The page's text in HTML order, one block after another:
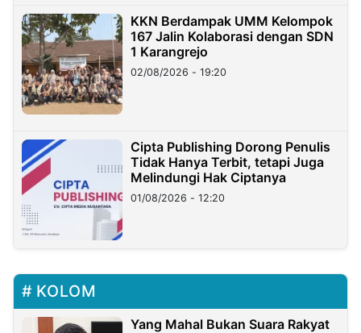
KKN Berdampak UMM Kelompok
167 Jalin Kolaborasi dengan SDN
1 Karangrejo
02/08/2026 - 19:20
Cipta Publishing Dorong Penulis
Tidak Hanya Terbit, tetapi Juga
Melindungi Hak Ciptanya
01/08/2026 - 12:20
KOLOM
Yang Mahal Bukan Suara Rakyat